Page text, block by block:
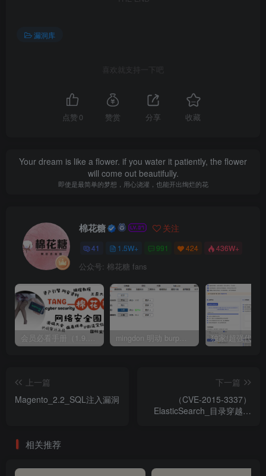
漏洞库
喜欢就支持一下吧
点赞 0 赞赏 分享 收藏
Your dream is like a flower. if you water it patiently, the flower
will come out beautifully.
即使是最简单的梦想，用心浇灌，也能开出绚烂的花
棉花糖 关注
41 1.5W+ 991 424 436W+
公众号: 棉花糖 fans
会员必看手册（1.9.0版本 26.4.5更新） mingdon 明动 burp插件0.2.6版本 本地时间校验去除版
上一篇
Magento_2.2_SQL注入漏洞
下一篇
（CVE-2015-3337）
ElasticSearch_目录穿越漏
相关推荐